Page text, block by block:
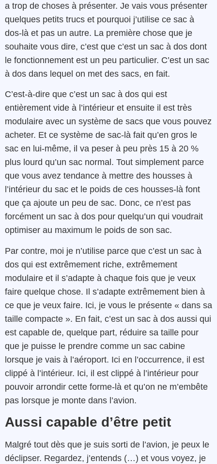
a trop de choses à présenter. Je vais vous présenter
quelques petits trucs et pourquoi j’utilise ce sac à
dos-là et pas un autre. La première chose que je
souhaite vous dire, c’est que c’est un sac à dos dont
le fonctionnement est un peu particulier. C’est un sac
à dos dans lequel on met des sacs, en fait.
C’est-à-dire que c’est un sac à dos qui est
entièrement vide à l’intérieur et ensuite il est très
modulaire avec un système de sacs que vous pouvez
acheter. Et ce système de sac-là fait qu’en gros le
sac en lui-même, il va peser à peu près 15 à 20 %
plus lourd qu’un sac normal. Tout simplement parce
que vous avez tendance à mettre des housses à
l’intérieur du sac et le poids de ces housses-là font
que ça ajoute un peu de sac. Donc, ce n’est pas
forcément un sac à dos pour quelqu’un qui voudrait
optimiser au maximum le poids de son sac.
Par contre, moi je n’utilise parce que c’est un sac à
dos qui est extrêmement riche, extrêmement
modulaire et il s’adapte à chaque fois que je veux
faire quelque chose. Il s’adapte extrêmement bien à
ce que je veux faire. Ici, je vous le présente « dans sa
taille compacte ». En fait, c’est un sac à dos aussi qui
est capable de, quelque part, réduire sa taille pour
que je puisse le prendre comme un sac cabine
lorsque je vais à l’aéroport. Ici en l’occurrence, il est
clippé à l’intérieur. Ici, il est clippé à l’intérieur pour
pouvoir arrondir cette forme-là et qu’on ne m’embête
pas lorsque je monte dans l’avion.
Aussi capable d’être petit
Malgré tout dès que je suis sorti de l’avion, je peux le
déclipser. Regardez, j’entends (…) et vous voyez, je